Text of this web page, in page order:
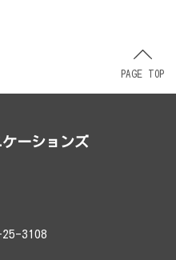
PAGE TOP
ーションズ
3108